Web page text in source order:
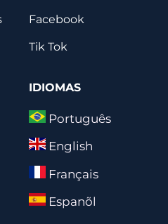
Facebook
Tik Tok
IDIOMAS
Português
English
Français
Espanõl